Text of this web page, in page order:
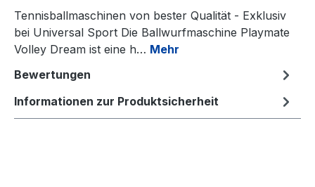
Tennisballmaschinen von bester Qualität - Exklusiv
bei Universal Sport Die Ballwurfmaschine Playmate
Volley Dream ist eine h… Mehr
Bewertungen
Informationen zur Produktsicherheit